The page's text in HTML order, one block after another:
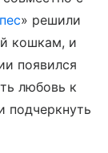
пес» решили
кошкам, и
появился
любовь к
подчеркнуть